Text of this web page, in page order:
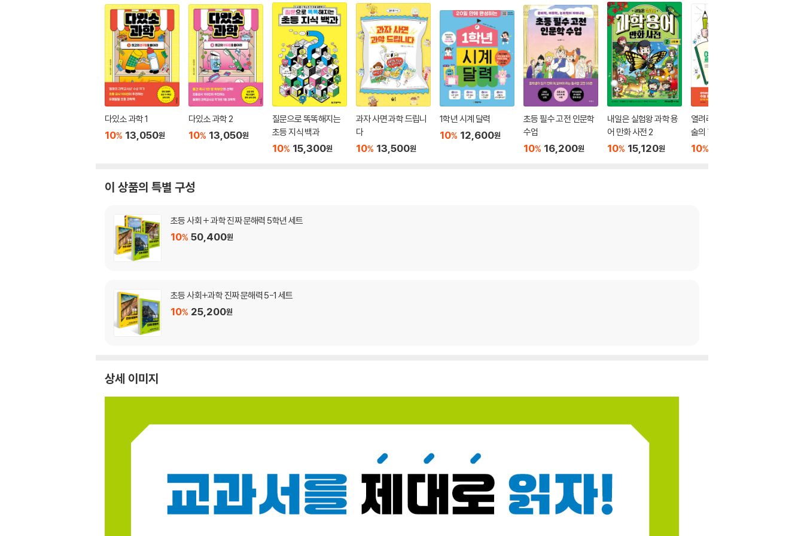
다있소 과학 1
10% 13,050원
다있소 과학 2
10% 13,050원
질문으로 똑똑해지는
초등 지식 백과
10% 15,300원
과자 사면 과학 드립니
다
10% 13,500원
1학년 시계 달력
10% 12,600원
초등 필수 고전 인문학
수업
10% 16,200원
내일은 실험왕 과학 용
어 만화 사전 2
10% 15,120원
열려라! 초등 문해력 논
술의 힘
10%
이 상품의 특별 구성
초등 사회 + 과학 진짜 문해력 5학년 세트
10% 50,400원
초등 사회+과학 진짜 문해력 5-1 세트
10% 25,200원
상세 이미지